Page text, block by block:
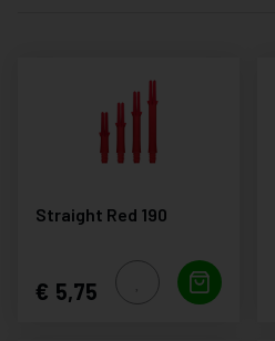
Straight Red 190
5,75